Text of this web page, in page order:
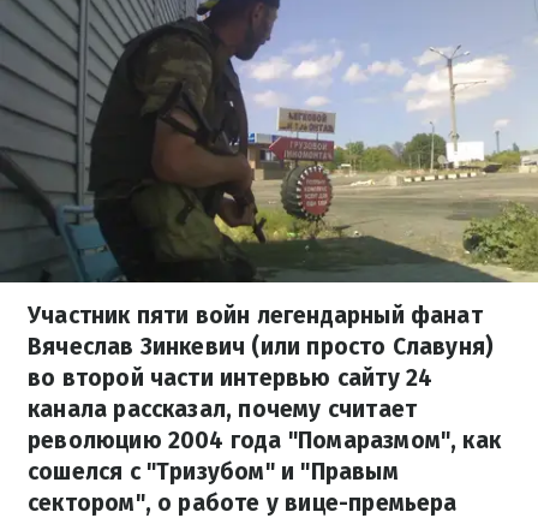
Участник пяти войн легендарный фанат
Вячеслав Зинкевич (или просто Славуня)
во второй части интервью сайту 24
канала рассказал, почему считает
революцию 2004 года "Помаразмом", как
сошелся с "Тризубом" и "Правым
сектором", о работе у вице-премьера